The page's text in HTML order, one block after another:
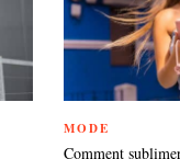
MODE
Comment